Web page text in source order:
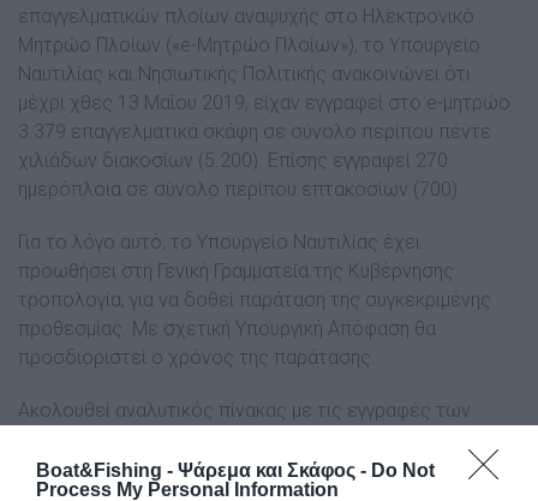
Boat&Fishing - Ψάρεμα και Σκάφος - Do Not
Process My Personal Information
επαγγελματικών πλοίων αναψυχής στο Ηλεκτρονικό
Μητρώο Πλοίων («e-Μητρώο Πλοίων»), το Υπουργείο
Ναυτιλίας και Νησιωτικής Πολιτικής ανακοινώνει ότι
μέχρι χθες 13 Μαΐου 2019, είχαν εγγραφεί στο e-μητρώο
3.379 επαγγελματικά σκάφη σε σύνολο περίπου πέντε
χιλιάδων διακοσίων (5.200). Επίσης εγγραφεί 270
ημερόπλοια σε σύνολο περίπου επτακοσίων (700).
Για το λόγο αυτό, το Υπουργείο Ναυτιλίας έχει
προωθήσει στη Γενική Γραμματεία της Κυβέρνησης
τροπολογία, για να δοθεί παράταση της συγκεκριμένης
προθεσμίας. Με σχετική Υπουργική Απόφαση θα
προσδιοριστεί ο χρόνος της παράτασης.
Ακολουθεί αναλυτικός πίνακας με τις εγγραφές των
το Νοέμβριο του 2018, έως τις 10 Μαΐου 2019.